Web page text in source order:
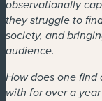
observationally
they struggle to
society, and
audience.
How does one find
with for over a